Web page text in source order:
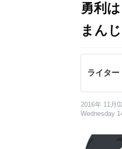
勇利
まん
ライター
2016年 11月
Wednesday